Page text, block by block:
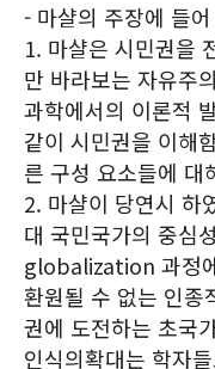
- 마샬의 주장에 들
1. 마샬은 시민권을
만 바라보는 자유주
과학에서의 이론적
같이 시민권을 이해
른 구성 요소들에 대
2. 마샬이 당연시 하
대 국민국가의 중심
globalization 과정
환원될 수 없는 인종
권에 도전하는 초국
인식의확대는 학자